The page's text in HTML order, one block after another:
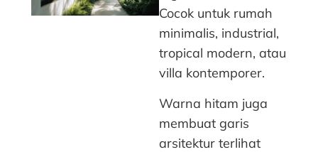
Cocok untuk rumah
minimalis, industrial,
tropical modern, atau
villa kontemporer.
Warna hitam juga
membuat garis
arsitektur terlihat